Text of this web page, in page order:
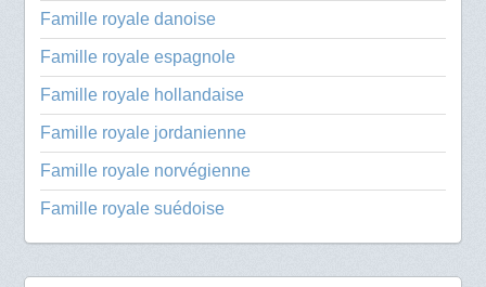
Famille royale danoise
Famille royale espagnole
Famille royale hollandaise
Famille royale jordanienne
Famille royale norvégienne
Famille royale suédoise